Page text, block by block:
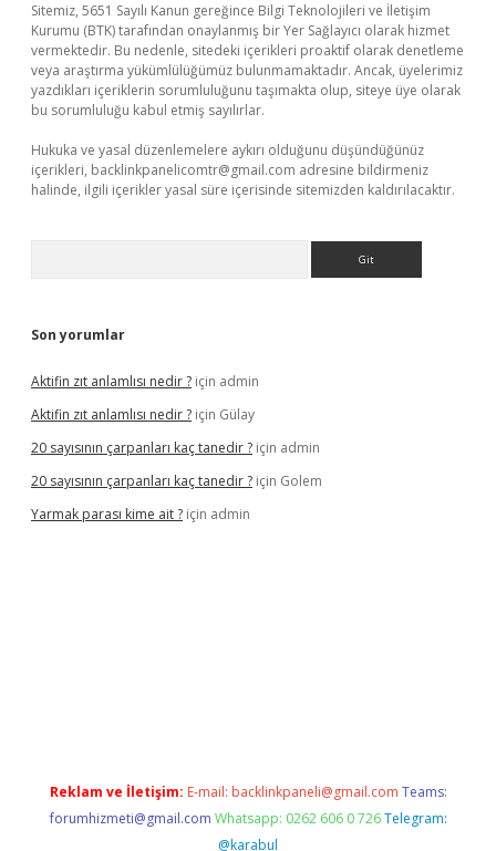
Sitemiz, 5651 Sayılı Kanun gereğince Bilgi Teknolojileri ve İletişim
Kurumu (BTK) tarafından onaylanmış bir Yer Sağlayıcı olarak hizmet
vermektedir. Bu nedenle, sitedeki içerikleri proaktif olarak denetleme
veya araştırma yükümlülüğümüz bulunmamaktadır. Ancak, üyelerimiz
yazdıkları içeriklerin sorumluluğunu taşımakta olup, siteye üye olarak
bu sorumluluğu kabul etmiş sayılırlar.
Hukuka ve yasal düzenlemelere aykırı olduğunu düşündüğünüz
içerikleri, backlinkpanelicomtr@gmail.com adresine bildirmeniz
halinde, ilgili içerikler yasal süre içerisinde sitemizden kaldırılacaktır.
Son yorumlar
Aktifin zıt anlamlısı nedir ? için admin
Aktifin zıt anlamlısı nedir ? için Gülay
20 sayısının çarpanları kaç tanedir ? için admin
20 sayısının çarpanları kaç tanedir ? için Golem
Yarmak parası kime ait ? için admin
Reklam ve İletişim: E-mail: backlinkpaneli@gmail.com Teams:
forumhizmeti@gmail.com Whatsapp: 0262 606 0 726 Telegram:
@karabul